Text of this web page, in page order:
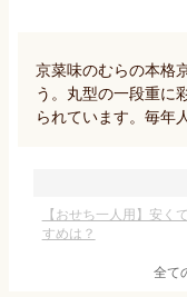
京菜味のむらの本格
う。丸型の一段重に
られています。毎年
【おせち一人用】安く
すめは？
全て